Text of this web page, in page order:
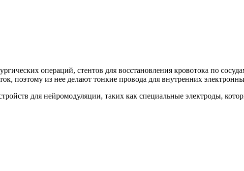
операций, стентов для восстановления кровотока по
поэтому из нее делают тонкие провода для внутренних
для нейромодуляции, таких как специальные электроды,